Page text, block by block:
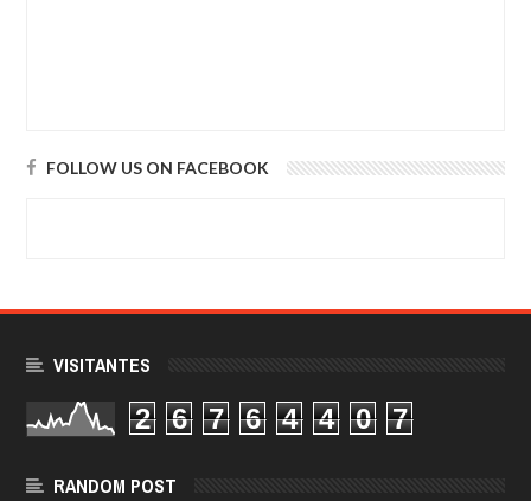
FOLLOW US ON FACEBOOK
VISITANTES
2 6 7 6 4 4 0 7
RANDOM POST